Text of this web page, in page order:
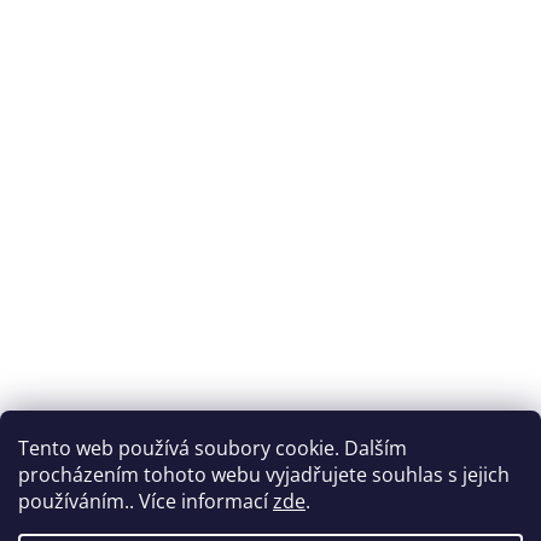
Tento web používá soubory cookie. Dalším
procházením tohoto webu vyjadřujete souhlas s jejich
používáním.. Více informacízde.